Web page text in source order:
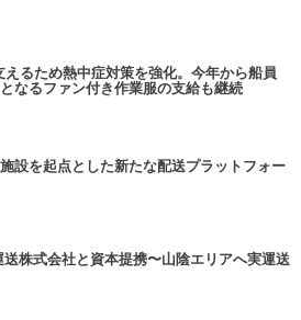
るため熱中症対策を強化。今年から船員
なるファン付き作業服の支給も継続
設を起点とした新たな配送プラットフォー
株式会社と資本提携〜山陰エリアへ実運送